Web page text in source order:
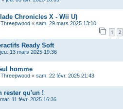
Chronicles X - Wii U)
« sam. 29 mars 2025 13:10
1 2
Ready Soft
jeu. 13 mars 2025 19:36
homme
« sam. 22 févr. 2025 21:43
rester qu'un !
mar. 11 févr. 2025 16:36